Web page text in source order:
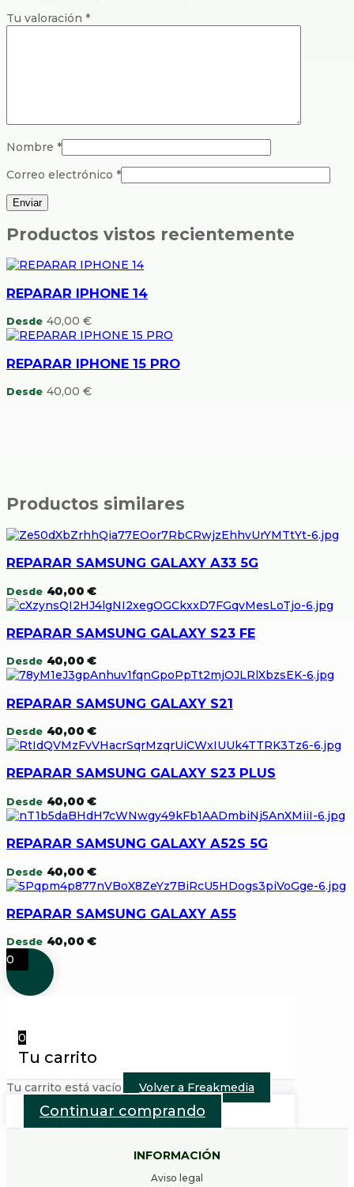
Tu valoración *
Nombre *
Correo electrónico *
Productos vistos recientemente
REPARAR IPHONE 14
Desde 40,00 €
REPARAR IPHONE 15 PRO
Desde 40,00 €
Productos similares
REPARAR SAMSUNG GALAXY A33 5G
Desde 40,00 €
REPARAR SAMSUNG GALAXY S23 FE
Desde 40,00 €
REPARAR SAMSUNG GALAXY S21
Desde 40,00 €
REPARAR SAMSUNG GALAXY S23 PLUS
Desde 40,00 €
REPARAR SAMSUNG GALAXY A52S 5G
Desde 40,00 €
REPARAR SAMSUNG GALAXY A55
Desde 40,00 €
0
0
Tu carrito
Tu carrito está vacío Volver a Freakmedia
Continuar comprando
INFORMACIÓN
Aviso legal